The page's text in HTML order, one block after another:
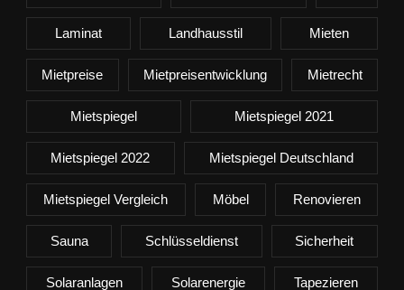
Laminat Landhausstil Mieten
Mietpreise Mietpreisentwicklung Mietrecht
Mietspiegel Mietspiegel 2021
Mietspiegel 2022 Mietspiegel Deutschland
Mietspiegel Vergleich Möbel Renovieren
Sauna Schlüsseldienst Sicherheit
Solaranlagen Solarenergie Tapezieren